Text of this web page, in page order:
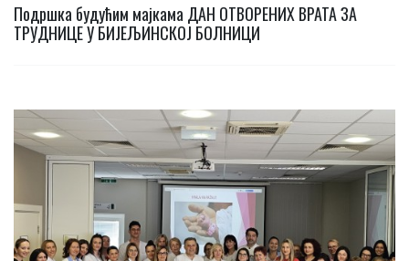
Подршка будућим мајкама ДАН ОТВОРЕНИХ ВРАТА ЗА
ТРУДНИЦЕ У БИЈЕЉИНСКОЈ БОЛНИЦИ